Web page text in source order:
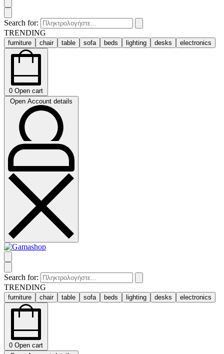
Search for:
TRENDING
furniture chair table sofa beds lighting desks electronics
0 Open cart
Open Account details
Search for:
TRENDING
furniture chair table sofa beds lighting desks electronics
0 Open cart